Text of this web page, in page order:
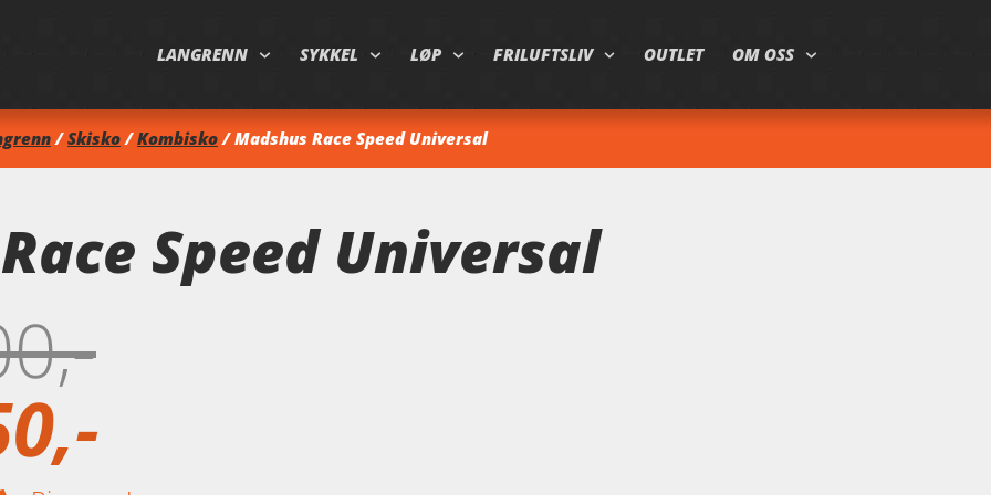
LANGRENN SYKKEL LØP FRILUFTSLIV OUTLET OM OSS
/Skisko/Kombisko/ Madshus Race Speed Universal
Speed Universal